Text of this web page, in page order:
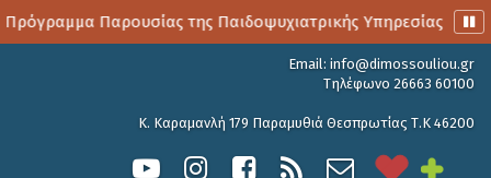
Παρουσίας της Παιδοψυχιατρικής Υπηρεσίας
Email: info@dimossouliou.gr
Τηλέφωνο 26663 60100
Κ. Καραμανλή 179 Παραμυθιά Θεσπρωτίας Τ.Κ 46200